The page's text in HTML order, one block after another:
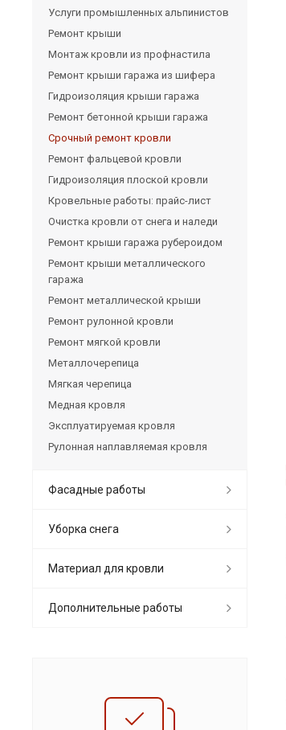
Услуги промышленных альпинистов
Ремонт крыши
Монтаж кровли из профнастила
Ремонт крыши гаража из шифера
Гидроизоляция крыши гаража
Ремонт бетонной крыши гаража
Срочный ремонт кровли
Ремонт фальцевой кровли
Гидроизоляция плоской кровли
Кровельные работы: прайс-лист
Очистка кровли от снега и наледи
Ремонт крыши гаража рубероидом
Ремонт крыши металлического
гаража
Ремонт металлической крыши
Ремонт рулонной кровли
Ремонт мягкой кровли
Металлочерепица
Мягкая черепица
Медная кровля
Эксплуатируемая кровля
Рулонная наплавляемая кровля
Фасадные работы
Уборка снега
Материал для кровли
Дополнительные работы